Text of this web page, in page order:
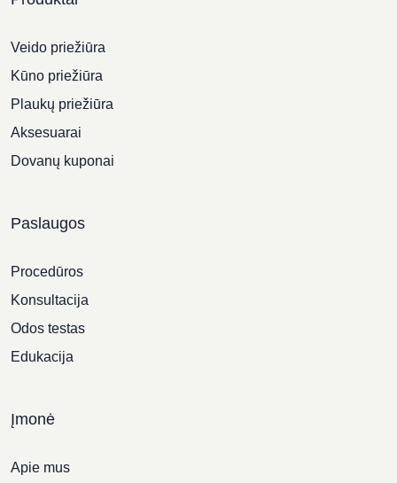
Veido priežiūra
Kūno priežiūra
Plaukų priežiūra
Aksesuarai
Dovanų kuponai
Paslaugos
Procedūros
Konsultacija
Odos testas
Edukacija
Įmonė
Apie mus